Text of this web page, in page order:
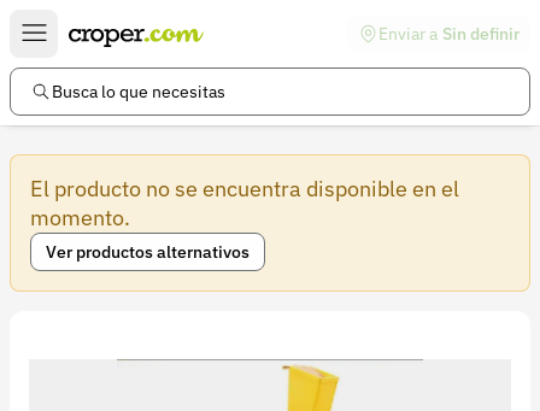
Enviar a Sin definir
Busca lo que necesitas
El producto no se encuentra disponible en el
momento.
Ver productos alternativos
Enlaces de interés
Preguntas frecuentes
Ayuda
Información legal
Términos y condiciones